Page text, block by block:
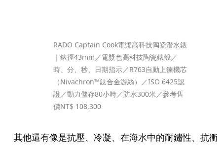
RADO Captain Cook電漿高科技陶瓷潛水錶
｜錶徑43mm／電漿色高科技陶瓷錶殼／
時、分、秒、日期指示／R763自動上鍊機芯
（Nivachron™鈦合金游絲）／ISO 6425認
證／動力儲存80小時／防水300米／參考售
價NT$ 108,300
其他還有像是抗壓、冷凝、在海水中的耐鏽性、抗衝